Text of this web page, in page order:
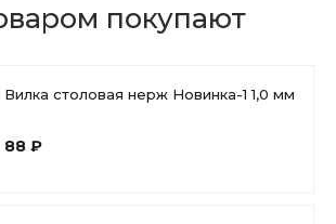
покупают
Вилка столовая нерж Новинка-1 1,0 мм
88 ₽